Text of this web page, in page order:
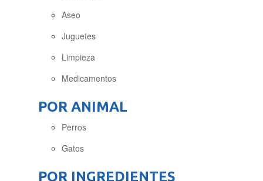
Aseo
Juguetes
Limpieza
Medicamentos
POR ANIMAL
Perros
Gatos
POR INGREDIENTES